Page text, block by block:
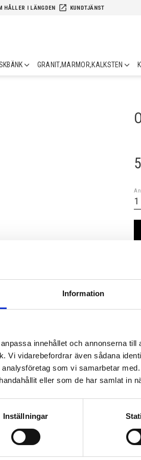
Information
innehållet och annonserna
Vi vidarebefordrar även sådana
som vi samarbetar
eller som de har samlat in
Inställningar
HÅLLER I LÄNGDEN launch KUNDTJÄNST
GRANIT,MARMOR,KALKSTEN